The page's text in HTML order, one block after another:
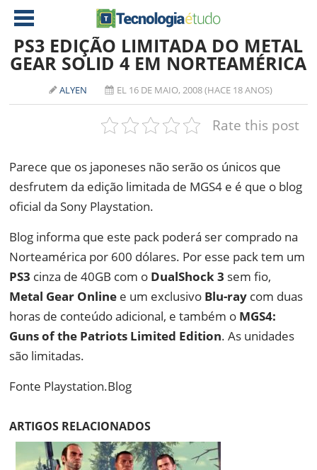
AMD
ATI
NVIDIA
SOFTWARE
NOTEBOOKS
TABLETS
IOS
NOKIA
JOGOS
DOWNLOADS
ANÁLISE
PS3 EDIÇÃO LIMITADA DO METAL
GEAR SOLID 4 EM NORTEAMÉRICA
ALYEN EL 16 DE MAIO, 2008 (HACE 18 ANOS)
Rate this post
Parece que os japoneses não serão os únicos que
desfrutem da edição limitada de MGS4 e é que o blog
oficial da Sony Playstation.
Blog informa que este pack poderá ser comprado na
Norteamérica por 600 dólares. Por esse pack tem um
PS3 cinza de 40GB com o DualShock 3 sem fio,
Metal Gear Online e um exclusivo Blu-ray com duas
horas de conteúdo adicional, e também o MGS4:
Guns of the Patriots Limited Edition. As unidades
são limitadas.
Fonte Playstation.Blog
ARTIGOS RELACIONADOS